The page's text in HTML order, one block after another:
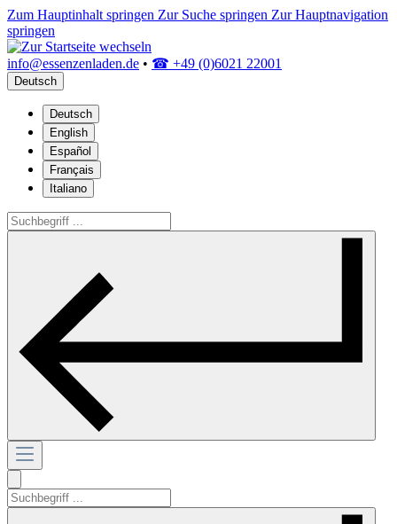
Zum Hauptinhalt springen Zur Suche springen Zur Hauptnavigation
springen
info@essenzenladen.de • ☎ +49 (0)6021 22001
Deutsch
Deutsch
English
Español
Français
Italiano